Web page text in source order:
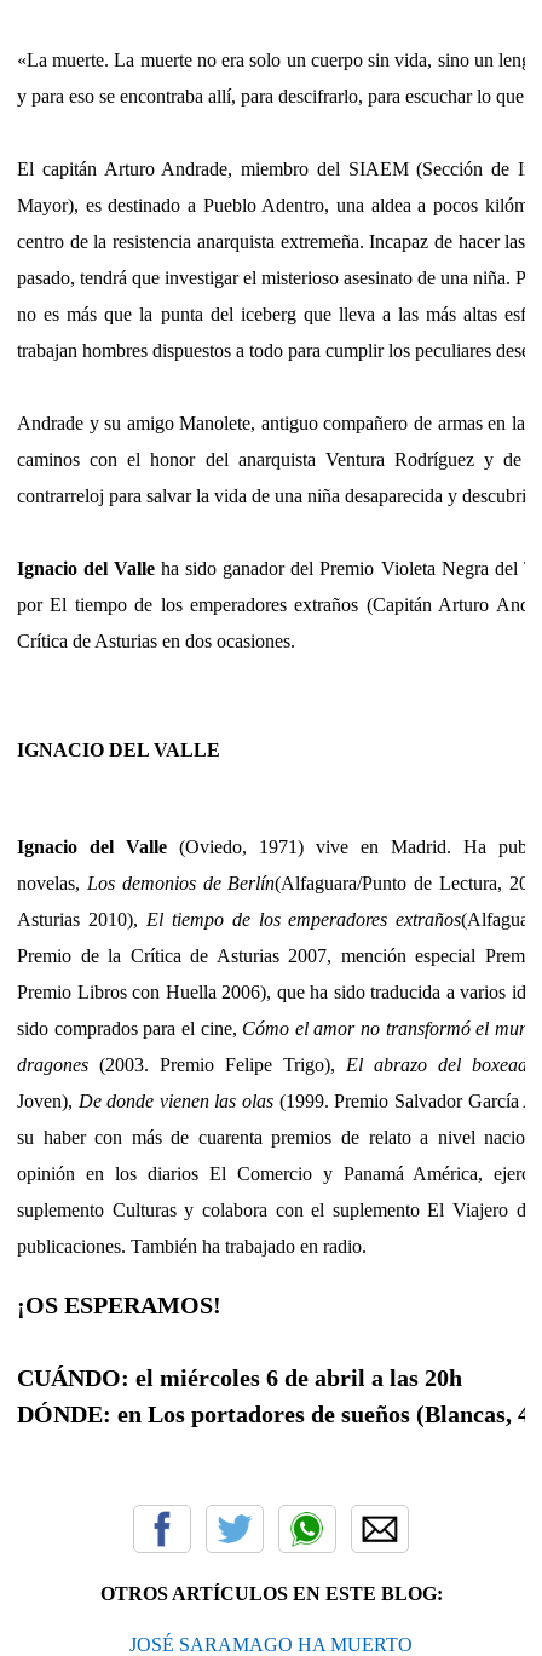
«La muerte. La muerte no era solo un cuerpo sin vida, sino un
y para eso se encontraba allí, para descifrarlo, para escuchar lo que
El capitán Arturo Andrade, miembro del SIAEM (Sección de
Mayor), es destinado a Pueblo Adentro, una aldea a pocos
centro de la resistencia anarquista extremeña. Incapaz de hacer las
pasado, tendrá que investigar el misterioso asesinato de una niña.
no es más que la punta del iceberg que lleva a las más altas
trabajan hombres dispuestos a todo para cumplir los peculiares
Andrade y su amigo Manolete, antiguo compañero de armas en la
caminos con el honor del anarquista Ventura Rodríguez y de
contrarreloj para salvar la vida de una niña desaparecida y descubrir
Ignacio del Valle ha sido ganador del Premio Violeta Negra del
por El tiempo de los emperadores extraños (Capitán Arturo
Crítica de Asturias en dos ocasiones.
IGNACIO DEL VALLE
Ignacio del Valle (Oviedo, 1971) vive en Madrid. Ha
novelas, Los demonios de Berlín(Alfaguara/Punto de Lectura,
Asturias 2010), El tiempo de los emperadores extraños
Premio de la Crítica de Asturias 2007, mención especial
Premio Libros con Huella 2006), que ha sido traducida a varios
sido comprados para el cine, Cómo el amor no transformó el
dragones (2003. Premio Felipe Trigo), El abrazo del
Joven), De donde vienen las olas (1999. Premio Salvador García
su haber con más de cuarenta premios de relato a nivel
opinión en los diarios El Comercio y Panamá América,
suplemento Culturas y colabora con el suplemento El Viajero
publicaciones. También ha trabajado en radio.
¡OS ESPERAMOS!
CUÁNDO: el miércoles 6 de abril a las 20h
DÓNDE: en Los portadores de sueños (Blancas, 4
OTROS ARTÍCULOS EN ESTE BLOG:
JOSÉ SARAMAGO HA MUERTO